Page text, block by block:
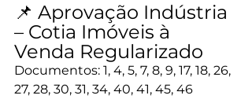
📌 Aprovação Indústria
– Cotia Imóveis à
Venda Regularizado
Documentos: 1, 4, 5, 7, 8, 9, 17, 18, 26,
27, 28, 30, 31, 34, 40, 41, 45, 46